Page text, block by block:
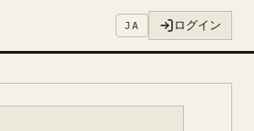
JA ログイン